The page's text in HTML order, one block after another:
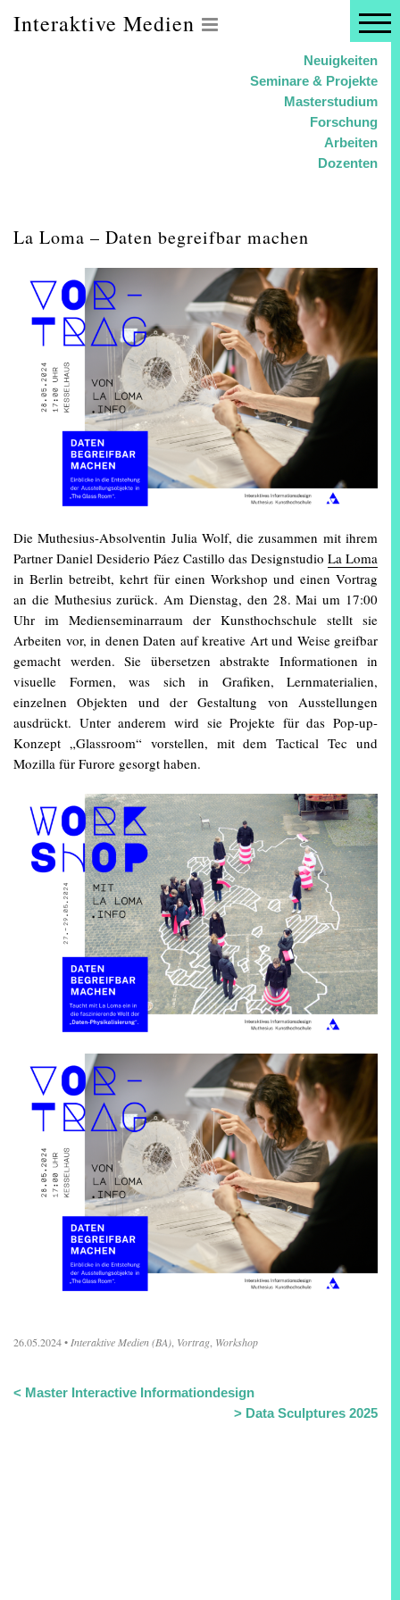
Interaktive Medien
Neuigkeiten
Seminare & Projekte
Masterstudium
Forschung
Arbeiten
Dozenten
La Loma – Daten begreifbar machen
Die Muthesius-Absolventin Julia Wolf, die zusammen mit ihrem
Partner Daniel Desiderio Páez Castillo das Designstudio La Loma
in Berlin betreibt, kehrt für einen Workshop und einen Vortrag
an die Muthesius zurück. Am Dienstag, den 28. Mai um 17:00
Uhr im Medienseminarraum der Kunsthochschule stellt sie
Arbeiten vor, in denen Daten auf kreative Art und Weise greifbar
gemacht werden. Sie übersetzen abstrakte Informationen in
visuelle Formen, was sich in Grafiken, Lernmaterialien,
einzelnen Objekten und der Gestaltung von Ausstellungen
ausdrückt. Unter anderem wird sie Projekte für das Pop-up-
Konzept „Glassroom“ vorstellen, mit dem Tactical Tec und
Mozilla für Furore gesorgt haben.
26.05.2024•Interaktive Medien (BA), Vortrag, Workshop
< Master Interactive Informationdesign
> Data Sculptures 2025